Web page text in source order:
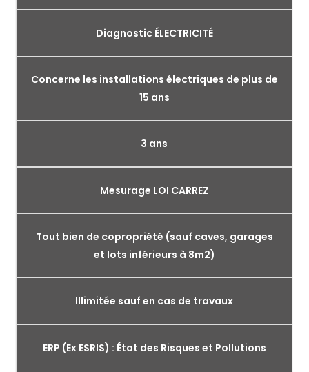
Diagnostic ÉLECTRICITÉ
Concerne les installations électriques de plus de
15 ans
3 ans
Mesurage LOI CARREZ
Tout bien de copropriété (sauf caves, garages
et lots inférieurs à 8m2)
Illimitée sauf en cas de travaux
ERP (Ex ESRIS) : État des Risques et Pollutions